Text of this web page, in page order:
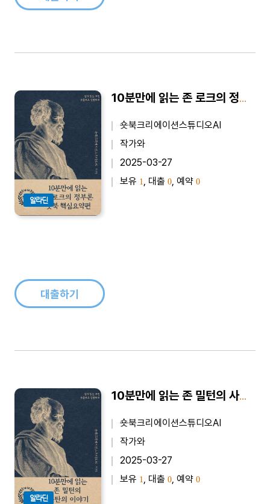
알라딘
10분만에 읽는 존 로크의 정부론 - 바쁜 당신을 위한 10분 완벽 요약본
숏북크리에이션스튜디오AI
작가와
2025-03-27
보유 1, 대출 0, 예약 0
대출하기
알라딘
10분만에 읽는 존 밀턴의 사탄의 이야기 - 바쁜 당신을 위한 10분 완벽 요약본
숏북크리에이션스튜디오AI
작가와
2025-03-27
보유 1, 대출 0, 예약 0